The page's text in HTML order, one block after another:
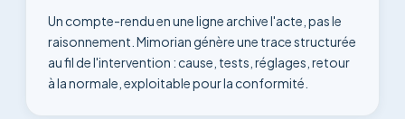
Un compte-rendu en une ligne archive l'acte, pas le
raisonnement. Mimorian génère une trace structurée
au fil de l'intervention : cause, tests, réglages, retour
à la normale, exploitable pour la conformité.